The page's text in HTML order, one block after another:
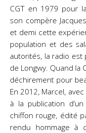
CGT en 1979 pour
son compère
et demi cette
population et des
autorités, la radio
de Longwy. Quand la
déchirement pour
En 2012, Marcel,
à la publication
chiffon rouge, édité
rendu hommage à